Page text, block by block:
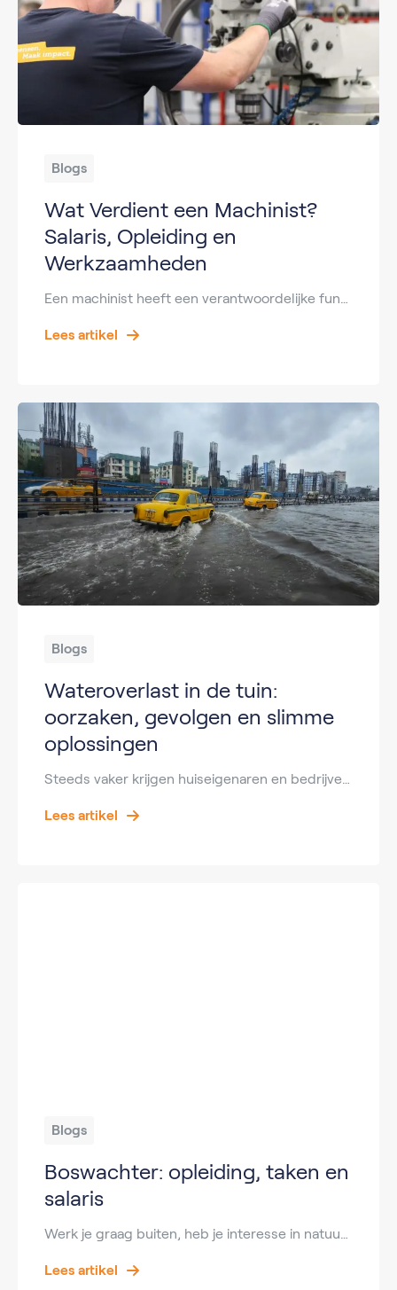
Blogs
Wat Verdient een Machinist?
Salaris, Opleiding en
Werkzaamheden
Lees artikel
Blogs
Wateroverlast in de tuin:
oorzaken, gevolgen en slimme
oplossingen
Lees artikel
Blogs
Boswachter: opleiding, taken en
salaris
Lees artikel